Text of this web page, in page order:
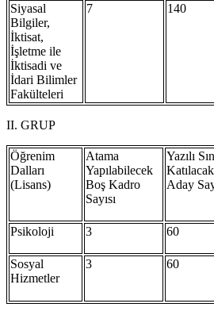
Siyasal
Bilgiler,
İktisat,
İşletme ile
İktisadi ve
İdari Bilimler
Fakülteleri
7 140
II. GRUP
Öğrenim
Dalları
(Lisans)
Atama
Yapılabilecek
Boş Kadro
Sayısı
Yazılı
Katılacak
Aday
Psikoloji 3 60
Sosyal
Hizmetler
3 60